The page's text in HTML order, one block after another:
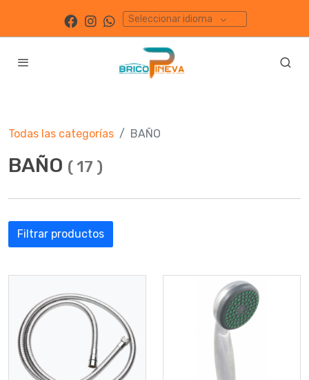
Seleccionar idioma
Todas las categorías BAÑO
BAÑO (17 )
Filtrar productos